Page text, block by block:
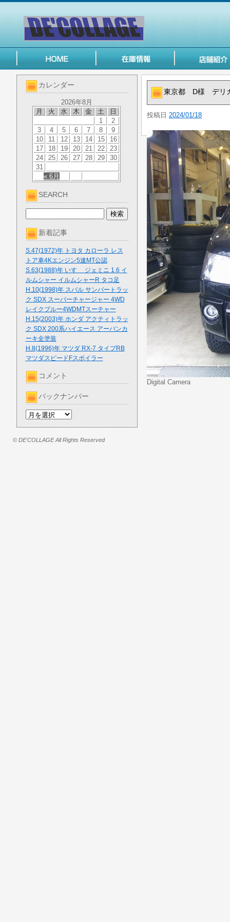
カレンダー
2026年8月
月
火 水 木 金 土 日
« 6月
1
2
3
4 5 6 7 8
9
10
11 12 13 14 15
16
17
18 19 20 21 22
23
24
25 26 27 28 29
30
31
SEARCH
新着記事
S.47(1972)年 トヨタ カローラ レス
トア車4Kエンジン5速MT公認
S.63(1988)年 いすゞ ジェミニ 1.6 イ
ルムシャー イルムシャーR タコ足
H.10(1998)年 スバル サンバートラッ
ク SDX スーパーチャージャー 4WD
レイクブルー4WDMTスーチャー
H.15(2003)年 ホンダ アクティトラッ
ク SDX 200系ハイエース アーバンカ
ーキ全塗装
H.8(1996)年 マツダ RX-7 タイプRB
マツダスピードFスポイラー
コメント
バックナンバー
東京都 D様 デリ
投稿日 2024/01/18
Digital Camera
© DE'COLLAGE All Rights Reserved